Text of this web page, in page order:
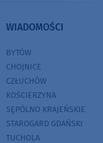
WIADOMOŚCI
BYTÓW
CHOJNICE
CZŁUCHÓW
KOŚCIERZYNA
SĘPÓLNO KRAJEŃSKIE
STAROGARD GDAŃSKI
TUCHOLA